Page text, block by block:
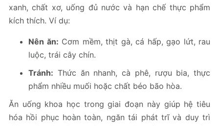
xanh, chất xơ, uống đủ nước và hạn chế thực phẩm
kích thích. Ví dụ:
Nên ăn: Cơm mềm, thịt gà, cá hấp, gạo lứt, rau
luộc, trái cây chín.
Tránh: Thức ăn nhanh, cà phê, rượu bia, thực
phẩm nhiều muối hoặc chất béo bão hòa.
Ăn uống khoa học trong giai đoạn này giúp hệ tiêu
hóa hồi phục hoàn toàn, ngăn tái phát trĩ và duy trì